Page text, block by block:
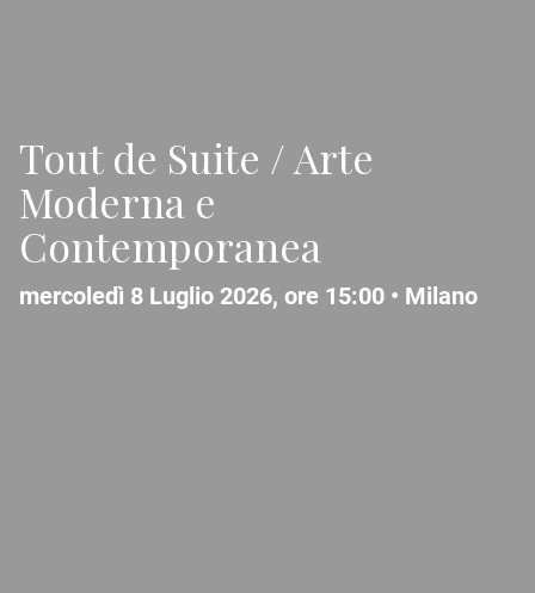
Tout de Suite / Arte
Moderna e
Contemporanea
mercoledì 8 Luglio 2026, ore 15:00 • Milano